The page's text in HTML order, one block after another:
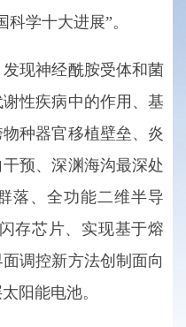
学十大进展”。
现神经酰胺受体和菌
性疾病中的作用、基
种器官移植壁垒、炎
预、深渊海沟最深处
落、全功能二维半导
存芯片、实现基于熔
调控新方法创制面向
阳能电池。